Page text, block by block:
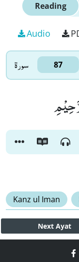
Reading
Audio
سورۃ 87
Kanz ul Iman
Next Ayat